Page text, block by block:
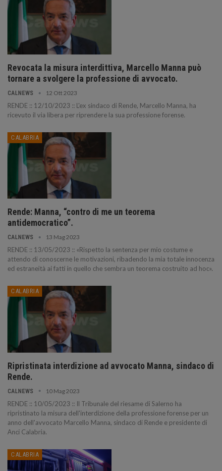
Revocata la misura interdittiva, Marcello Manna può
tornare a svolgere la professione di avvocato.
CALNEWS 12 Ott 2023
RENDE :: 12/10/2023 :: L'ex sindaco di Rende, Marcello Manna, ha
ricevuto il via libera per riprendere la sua professione forense.
CALABRIA
Rende: Manna, “contro di me un teorema
antidemocratico”.
CALNEWS 13 Mag 2023
RENDE :: 13/05/2023 :: «Rispetto la sentenza per mio costume e
attendo di conoscerne le motivazioni, ribadendo la mia totale innocenza
ed estraneità ai fatti in quello che sembra un teorema costruito ad hoc».
CALABRIA
Ripristinata interdizione ad avvocato Manna, sindaco di
Rende.
CALNEWS 10 Mag 2023
RENDE :: 10/05/2023 :: Il Tribunale del riesame di Salerno ha
ripristinato la misura dell'interdizione della professione forense per un
anno dell'avvocato Marcello Manna, sindaco di Rende e presidente di
Anci Calabria.
CALABRIA